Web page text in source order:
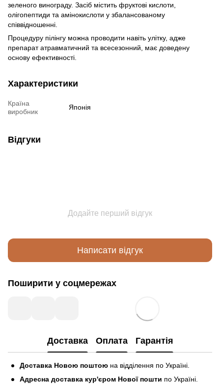
зеленого винограду. Засіб містить фруктові кислоти,
олігопептиди та амінокислоти у збалансованому
співвідношенні.
Процедуру пілінгу можна проводити навіть улітку, адже
препарат атравматичний та всесезонний, має доведену
основу ефективності.
Характеристики
Країна
виробник
Японія
Відгуки
Додайте перший відгук
Написати відгук
Поширити у соцмережах
Доставка Оплата Гарантія
Доставка Новою поштою на відділення по Україні.
Адресна доставка кур'єром Нової пошти по Україні.